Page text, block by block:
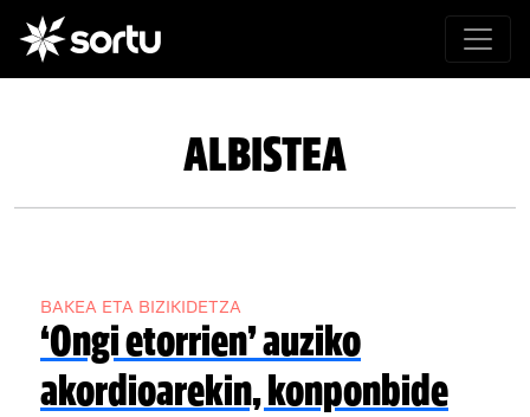
ALBISTEA
BAKEA ETA BIZIKIDETZA
‘Ongi etorrien’ auziko
akordioarekin, konponbide